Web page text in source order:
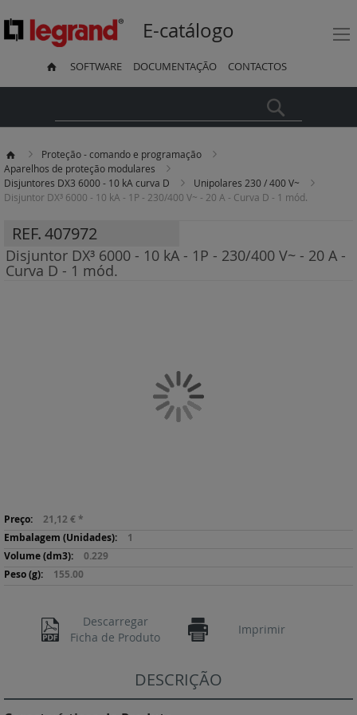
E-catálogo
SOFTWARE DOCUMENTAÇÃO CONTACTOS
Proteção - comando e programação
Aparelhos de proteção modulares
Disjuntores DX3 6000 - 10 kA curva D
Unipolares 230 / 400 V~
Disjuntor DX³ 6000 - 10 kA - 1P - 230/400 V~ - 20 A - Curva D - 1 mód.
REF.407972
Disjuntor DX³ 6000 - 10 kA - 1P - 230/400 V~ - 20 A -
Curva D - 1 mód.
Mais
informação
21,12 € *
1
0.229
155.00
Descarregar
Ficha de Produto
Imprimir
para
o
início
da
Galeria
imagens
DESCRIÇÃO